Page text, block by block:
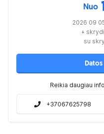
Nuo
2026 09
+
su
Reikia daugiau
+37067625798